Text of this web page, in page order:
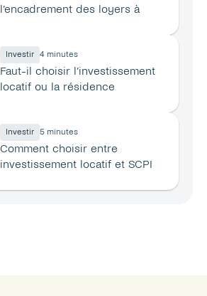
l’encadrement des loyers à
Investir 4 minutes
Faut-il choisir l’investissement
locatif ou la résidence
Investir 5 minutes
Comment choisir entre
investissement locatif et SCPI